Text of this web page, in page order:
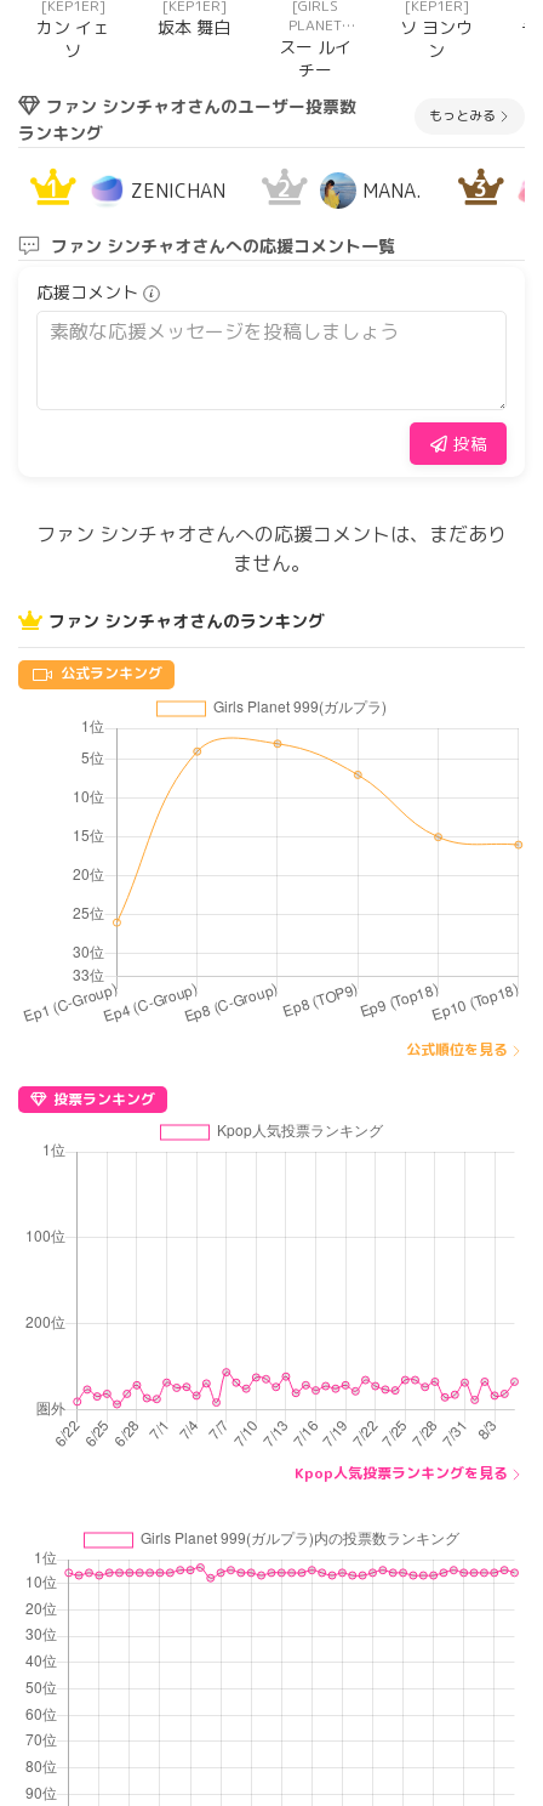
[KEP1ER]
カン イェ
ソ
[KEP1ER]
坂本 舞白
[GIRLS
PLANET
999(ガルプ
ラ)]
スー ルイ
チー
[KEP1ER]
ソ ヨンウ
ン
チ
ファン シンチャオさんのユーザー投票数
ランキング
もっとみる
1 ZENICHAN 2 MANA. 3
ファン シンチャオさんへの応援コメント一覧
応援コメント
投稿
ファン シンチャオさんへの応援コメントは、まだあり
ません。
ファン シンチャオさんのランキング
公式ランキング
公式順位を見る
投票ランキング
Kpop人気投票ランキングを見る